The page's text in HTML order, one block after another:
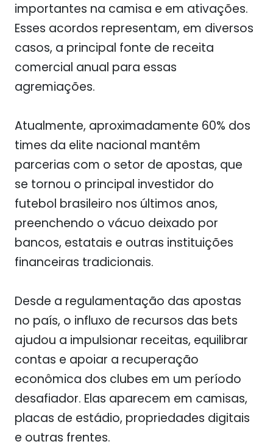
importantes na camisa e em ativações.
Esses acordos representam, em diversos
casos, a principal fonte de receita
comercial anual para essas
agremiações.
Atualmente, aproximadamente 60% dos
times da elite nacional mantêm
parcerias com o setor de apostas, que
se tornou o principal investidor do
futebol brasileiro nos últimos anos,
preenchendo o vácuo deixado por
bancos, estatais e outras instituições
financeiras tradicionais.
Desde a regulamentação das apostas
no país, o influxo de recursos das bets
ajudou a impulsionar receitas, equilibrar
contas e apoiar a recuperação
econômica dos clubes em um período
desafiador. Elas aparecem em camisas,
placas de estádio, propriedades digitais
e outras frentes.